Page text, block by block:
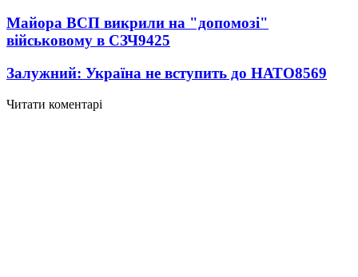
Майора ВСП викрили на "допомозі"
військовому в СЗЧ9425
Залужний: Україна не вступить до НАТО8569
Читати коментарі